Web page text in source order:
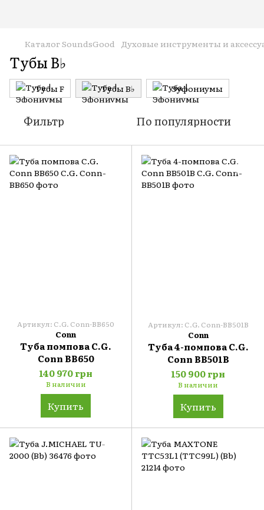
Каталог SoundsGood Духовые инструменты и
Тубы B♭
Тубы F Тубы B♭ Эуфониумы
Фильтр По популярности
Артикул: C.G. Conn-BB650
Conn
Туба помпова C.G.
Conn BB650
140 970 грн
В наличии
Купить
Артикул: C.G. Conn-BB501B
Conn
Туба 4-помпова C.G.
Conn BB501B
150 900 грн
В наличии
Купить